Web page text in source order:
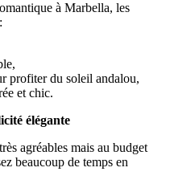
à Marbella, les
profiter du soleil andalou,
et chic.
élégante
agréables mais au budget
beaucoup de temps en